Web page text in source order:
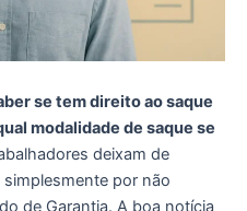
se tem direito ao saque
modalidade de saque se
deixam de
por não
de Garantia. A boa notícia